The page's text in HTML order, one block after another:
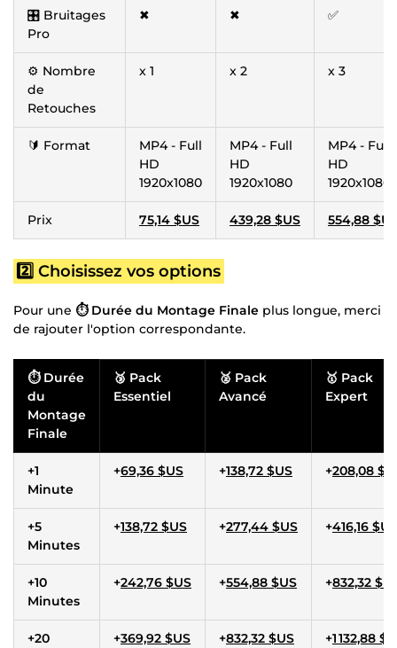
🎛️ Bruitages
Pro
✖ ✖ ✅
⚙️ Nombre
de
Retouches
x 1 x 2 x 3
🔰 Format
MP4 - Full
HD
1920x1080
MP4 - Full
HD
1920x1080
MP4 - Full
HD
1920x1080
Prix 75,14 $US 439,28 $US 554,88
2️⃣ Choisissez vos options
Pour une ⏱ Durée du Montage Finale plus longue, merci
de rajouter l'option correspondante.
⏱ Durée
du
Montage
Finale
🥉 Pack
Essentiel
🥈 Pack
Avancé
🥇 Pack
Expert
+1
Minute
+69,36 $US +138,72 $US +208,08
+5
Minutes
+138,72 $US +277,44 $US +416,16 $US
+10
Minutes
+242,76 $US +554,88 $US +832,32
+20
+369,92 $US +832,32 $US +1 132,88